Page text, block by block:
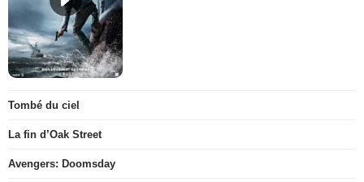
Tombé du ciel
La fin d’Oak Street
Avengers: Doomsday